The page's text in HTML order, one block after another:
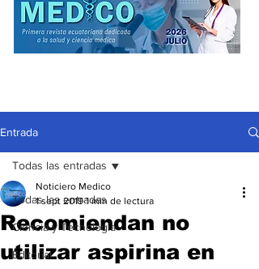
Entrada
Todas las entradas
Ciencia y Tecnología
Editorial
Todas las entradas
Recomiendan no
utilizar aspirina en
Noticiero Medico
1 sept 2019 1 min de lectura